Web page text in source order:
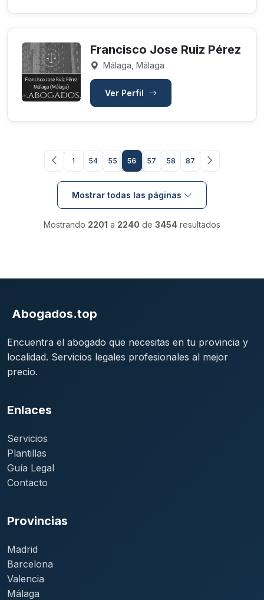
Francisco Jose Ruiz Pérez
Málaga, Málaga
Ver Perfil
1 54 55 56 57 58 87
Mostrar todas las páginas
Mostrando 2201 a 2240 de 3454 resultados
Abogados.top
Encuentra el abogado que necesitas en tu provincia y
localidad. Servicios legales profesionales al mejor
precio.
Enlaces
Servicios
Plantillas
Guía Legal
Contacto
Provincias
Madrid
Barcelona
Valencia
Málaga